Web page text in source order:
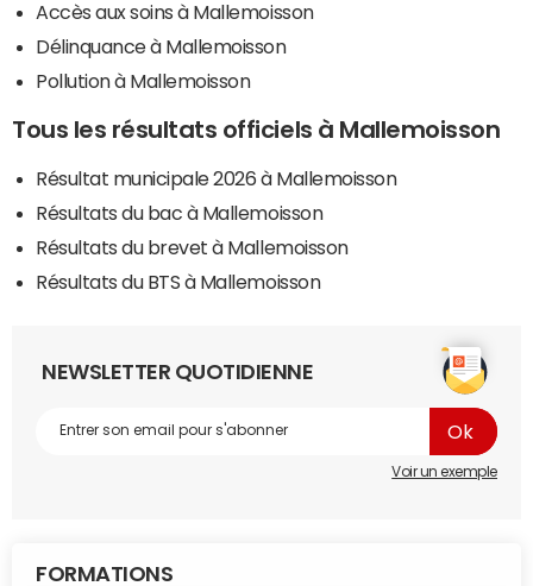
Accès aux soins à Mallemoisson
Délinquance à Mallemoisson
Pollution à Mallemoisson
Tous les résultats officiels à Mallemoisson
Résultat municipale 2026 à Mallemoisson
Résultats du bac à Mallemoisson
Résultats du brevet à Mallemoisson
Résultats du BTS à Mallemoisson
NEWSLETTER QUOTIDIENNE
Voir un exemple
FORMATIONS